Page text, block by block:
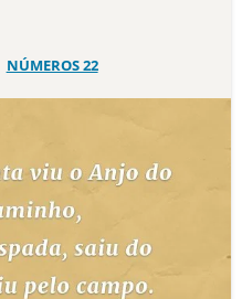
NÚMEROS 22